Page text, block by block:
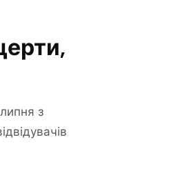
з